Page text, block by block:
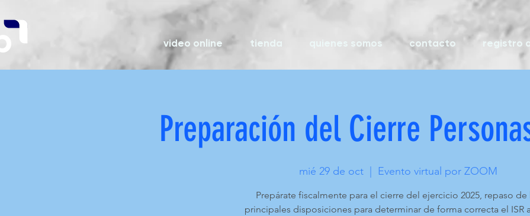
video online tienda quienes somos contacto registro
Preparación del Cierre
mié 29 de oct
  |
Evento virtual por ZOOM
Prepárate fiscalmente para el cierre del ejercicio 2025, repaso de
principales disposiciones para determinar de forma correcta el ISR